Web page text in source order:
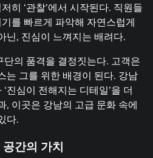
히 ‘관찰’에서 시작된다. 직원들
를 빠르게 파악해 자연스럽게
닌, 진심이 느껴지는 배려다.
의 품격을 결정짓는다. 고객은
는 그를 위한 배경이 된다. 강남
진심이 전해지는 디테일’을 더
, 이곳은 강남의 고급 문화 속에
다.
공간의 가치